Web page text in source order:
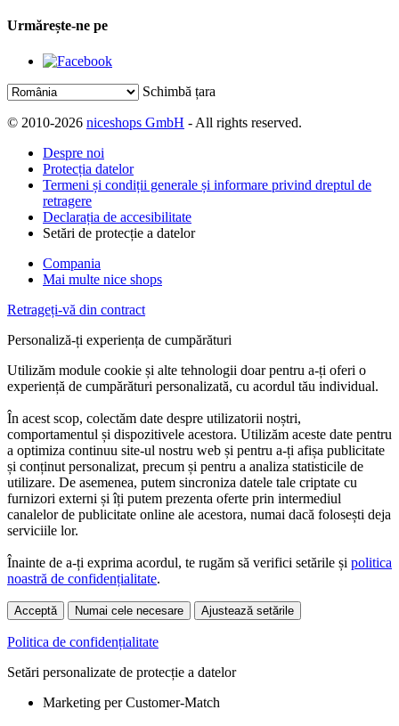
Urmărește-ne pe
Schimbă țara
© 2010-2026 niceshops GmbH - All rights reserved.
Despre noi
Protecția datelor
Termeni și condiții generale și informare privind dreptul de
retragere
Declarația de accesibilitate
Setări de protecție a datelor
Compania
Mai multe nice shops
Retrageți-vă din contract
Personaliză-ți experiența de cumpărături
Utilizăm module cookie și alte tehnologii doar pentru a-ți oferi o
experiență de cumpărături personalizată, cu acordul tău individual.
În acest scop, colectăm date despre utilizatorii noștri,
comportamentul și dispozitivele acestora. Utilizăm aceste date pentru
a optimiza continuu site-ul nostru web și pentru a-ți afișa publicitate
și conținut personalizat, precum și pentru a analiza statisticile de
utilizare. De asemenea, putem sincroniza datele tale criptate cu
furnizori externi și îți putem prezenta oferte prin intermediul
canalelor de publicitate online ale acestora, numai dacă folosești deja
serviciile lor.
Înainte de a-ți exprima acordul, te rugăm să verifici setările și politica
noastră de confidențialitate.
Acceptă Numai cele necesare Ajustează setările
Politica de confidențialitate
Setări personalizate de protecție a datelor
Marketing per Customer-Match